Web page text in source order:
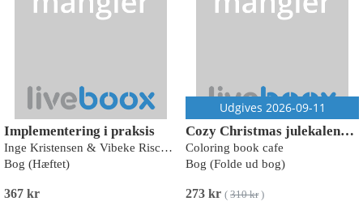
Implementering i praksis
Inge Kristensen & Vibeke Rischel (red.)
Bog (Hæftet)
367 kr
Udgives 2026-09-11
Cozy Christmas julekalender
Coloring book cafe
Bog (Folde ud bog)
273 kr ( 310 kr)